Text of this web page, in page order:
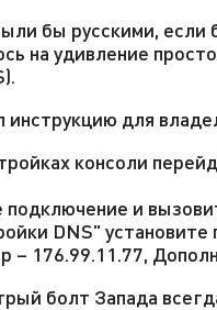
бы русскими,
на удивление
для
консоли
и
DNS"
– 176.99.11.77,
болт Запада